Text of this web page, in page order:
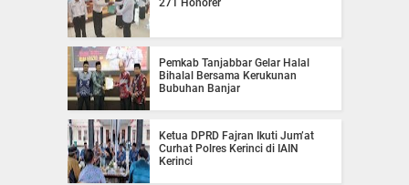
271 Honorer
Pemkab Tanjabbar Gelar Halal
Bihalal Bersama Kerukunan
Bubuhan Banjar
Ketua DPRD Fajran Ikuti Jum’at
Curhat Polres Kerinci di IAIN
Kerinci